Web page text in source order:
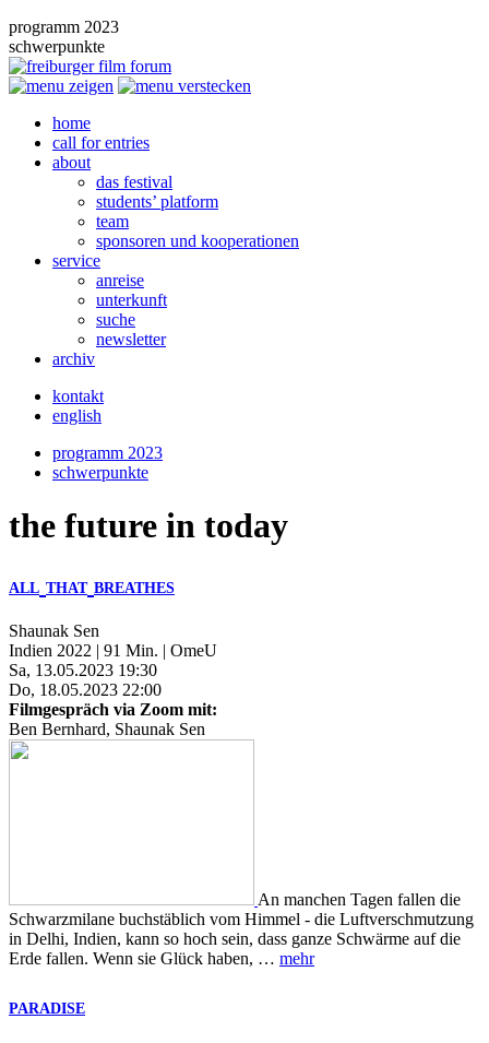
programm 2023
schwerpunkte
home
call for entries
about
das festival
students’ platform
team
sponsoren und kooperationen
service
anreise
unterkunft
suche
newsletter
archiv
kontakt
english
programm 2023
schwerpunkte
the future in today
ALL THAT BREATHES
Shaunak Sen
Indien 2022 | 91 Min. | OmeU
Sa, 13.05.2023 19:30
Do, 18.05.2023 22:00
Filmgespräch via Zoom mit:
Ben Bernhard, Shaunak Sen
An manchen Tagen fallen die
Schwarzmilane buchstäblich vom Himmel - die Luftverschmutzung
in Delhi, Indien, kann so hoch sein, dass ganze Schwärme auf die
Erde fallen. Wenn sie Glück haben, … mehr
PARADISE